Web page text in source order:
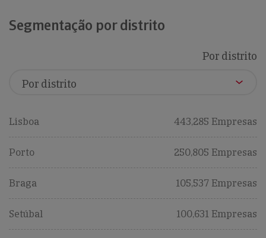
Segmentação por distrito
Por distrito
Lisboa 443,285 Empresas
Porto 250,805 Empresas
Braga 105,537 Empresas
Setúbal 100,631 Empresas